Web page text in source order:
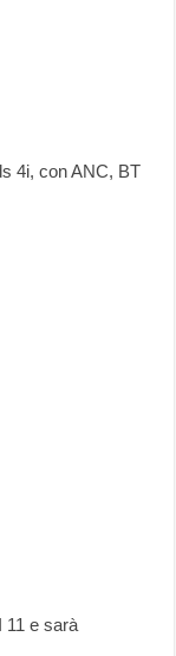
4i, con ANC, BT
11 e sarà